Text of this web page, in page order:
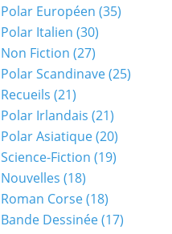
Polar Européen (35)
Polar Italien (30)
Non Fiction (27)
Polar Scandinave(25)
Recueils (21)
Polar Irlandais (21)
Polar Asiatique(20)
Science-Fiction (19)
Nouvelles (18)
Roman Corse(18)
Bande Dessinée(17)